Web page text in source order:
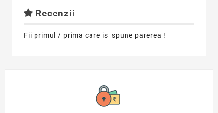
Recenzii
Fii primul / prima care isi spune parerea !